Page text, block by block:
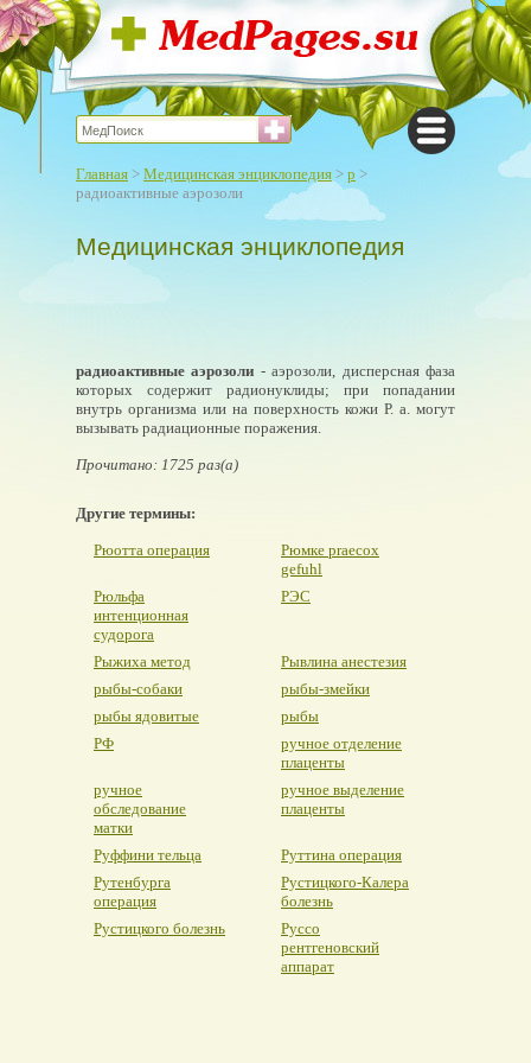
Главная > Медицинская энциклопедия > р >
радиоактивные аэрозоли
Медицинская энциклопедия
радиоактивные аэрозоли - аэрозоли, дисперсная фаза
которых содержит радионуклиды; при попадании
внутрь организма или на поверхность кожи Р. а. могут
вызывать радиационные поражения.
Прочитано: 1725 раз(а)
Другие термины:
Рюотта операция
Рюмке praecox
gefuhl
Рюльфа
интенционная
судорога
РЭС
Рыжиха метод
Рывлина анестезия
рыбы-собаки
рыбы-змейки
рыбы ядовитые
рыбы
РФ
ручное отделение
плаценты
ручное
обследование
матки
ручное выделение
плаценты
Руффини тельца
Руттина операция
Рутенбурга
операция
Рустицкого-Калера
болезнь
Рустицкого болезнь
Руссо
рентгеновский
аппарат